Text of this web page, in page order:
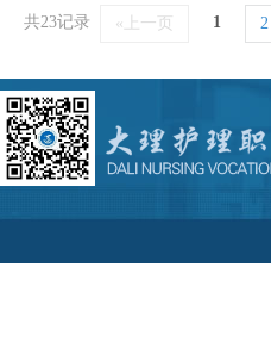
共23记录 «上一页 1 2